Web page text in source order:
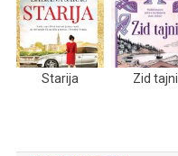
Starija Zid tajni